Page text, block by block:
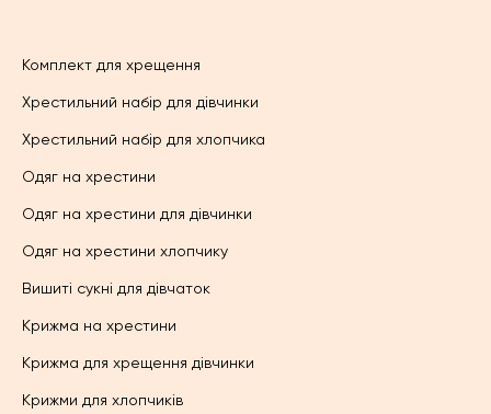
Комплект для хрещення
Хрестильний набір для дівчинки
Хрестильний набір для хлопчика
Одяг на хрестини
Одяг на хрестини для дівчинки
Одяг на хрестини хлопчику
Вишиті сукні для дівчаток
Крижма на хрестини
Крижма для хрещення дівчинки
Крижми для хлопчиків